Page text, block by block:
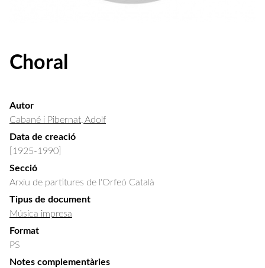
Choral
Autor
Cabané i Pibernat, Adolf
Data de creació
[1925-1990]
Secció
Arxiu de partitures de l'Orfeó Català
Tipus de document
Música impresa
Format
PS
Notes complementàries